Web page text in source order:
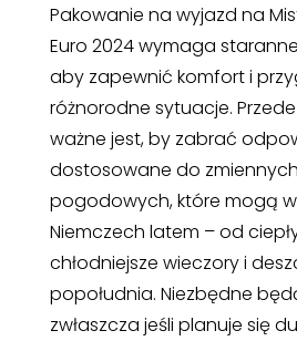
Pakowanie na wyjazd na
Euro 2024 wymaga
aby zapewnić komfort i
różnorodne sytuacje.
ważne jest, by zabrać
dostosowane do
pogodowych, które mogą
Niemczech latem – od
chłodniejsze wieczory i
popołudnia. Niezbędne
zwłaszcza jeśli planuje się